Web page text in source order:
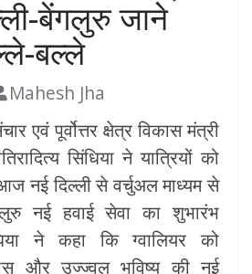
बेंगलुरु जाने
बल्ले
Mahesh Jha
एवं पूर्वोत्तर क्षेत्र विकास मंत्री
सिंधिया ने यात्रियों को
नई दिल्ली से वर्चुअल माध्यम से
नई हवाई सेवा का शुभारंभ
ने कहा कि ग्वालियर को
और उज्ज्वल भविष्य की नई